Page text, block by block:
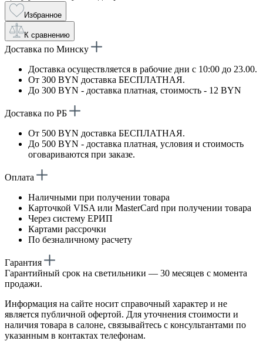
Избранное
К сравнению
Доставка по Минску
Доставка осуществляется в рабочие дни с 10:00 до 23.00.
От 300 BYN доставка БЕСПЛАТНАЯ.
До 300 BYN - доставка платная, стоимость - 12 BYN
Доставка по РБ
От 500 BYN доставка БЕСПЛАТНАЯ.
До 500 BYN - доставка платная, условия и стоимость
оговариваются при заказе.
Оплата
Наличными при получении товара
Карточкой VISA или MasterCard при получении товара
Через систему ЕРИП
Картами рассрочки
По безналичному расчету
Гарантия
Гарантийный срок на светильники — 30 месяцев с момента
продажи.
Информация на сайте носит справочный характер и не
является публичной офертой. Для уточнения стоимости и
наличия товара в салоне, связывайтесь с консультантами по
указанным в контактах телефонам.